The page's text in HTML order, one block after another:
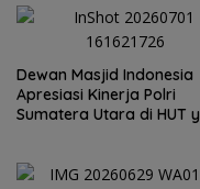
Dewan Masjid Indonesia
Apresiasi Kinerja Polri
Sumatera Utara di HUT